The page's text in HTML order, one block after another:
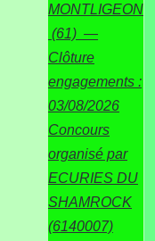
MONTLIGEON
(61) —
Clôture
engagements :
03/08/2026
Concours
organisé par
ECURIES DU
SHAMROCK
(6140007)